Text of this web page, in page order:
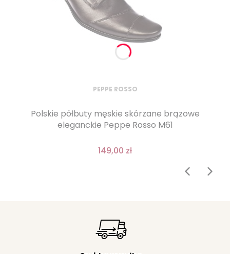
PEPPE ROSSO
Polskie półbuty męskie skórzane brązowe
eleganckie Peppe Rosso M61
149,00 zł